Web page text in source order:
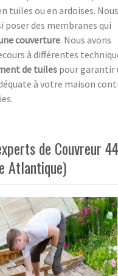
tuiles ou en ardoises. Nous
poser des membranes qui
couverture. Nous avons
à différentes
de tuiles pour garantir
à votre maison
de Couvreur
Atlantique)